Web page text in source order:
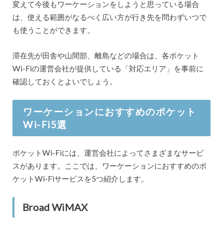
変えて今後もワーケーションをしようと思っている場合
は、使える範囲がなるべく広い方が行き先を問わずいつで
も使うことができます。
滞在先が田舎や山間部、離島などの場合は、各ポケット
Wi-Fiの運営会社が提供している「対応エリア」を事前に
確認しておくとよいでしょう。
ワーケーションにおすすめのポケット
Wi-Fi5選
ポケットWi-Fiには、運営会社によってさまざまなサービ
スがあります。ここでは、ワーケーションにおすすめのポ
ケットWi-Fiサービスを5つ紹介します。
Broad WiMAX